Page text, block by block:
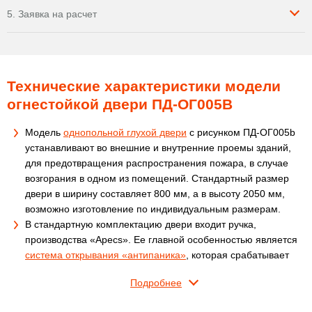
5. Заявка на расчет
Технические характеристики модели
огнестойкой двери ПД-ОГ005B
Модель однопольной глухой двери с рисунком ПД-ОГ005b
устанавливают во внешние и внутренние проемы зданий,
для предотвращения распространения пожара, в случае
возгорания в одном из помещений. Стандартный размер
двери в ширину составляет 800 мм, а в высоту 2050 мм,
возможно изготовление по индивидуальным размерам.
В стандартную комплектацию двери входит ручка,
производства «Apecs». Ее главной особенностью является
система открывания «антипаника» , которая срабатывает
паниковать, и порой они неспособны открыть двери
Подробнее